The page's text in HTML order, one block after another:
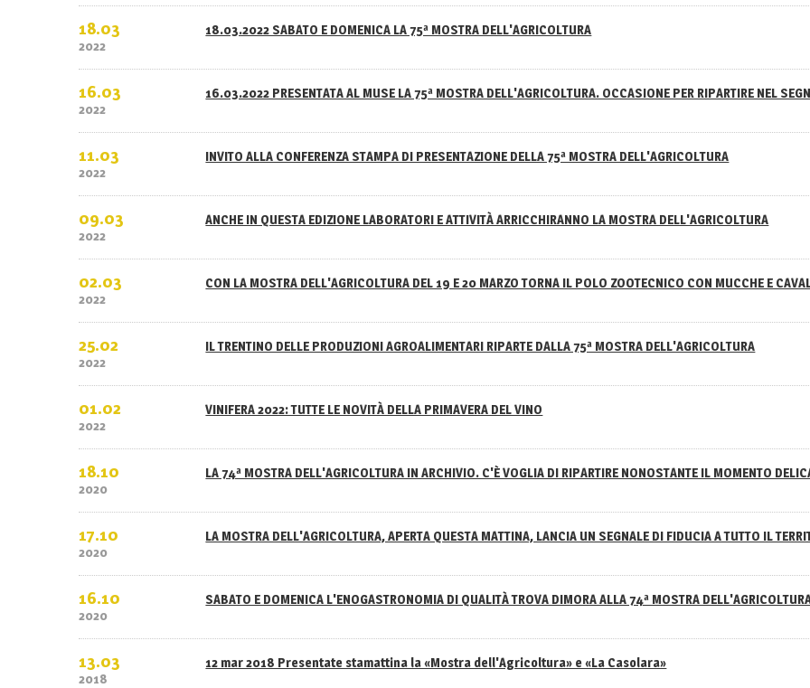
18.03
2022
18.03.2022 SABATO E DOMENICA LA 75ª MOSTRA DELL'AGRICOLTURA
16.03
2022
16.03.2022 PRESENTATA AL MUSE LA 75ª MOSTRA DELL'AGRICOLTURA. OCCASIONE PER RIPARTIRE NEL
11.03
2022
INVITO ALLA CONFERENZA STAMPA DI PRESENTAZIONE DELLA 75ª MOSTRA DELL'AGRICOLTURA
09.03
2022
ANCHE IN QUESTA EDIZIONE LABORATORI E ATTIVITÀ ARRICCHIRANNO LA MOSTRA DELL'AGRICOLTURA
02.03
2022
CON LA MOSTRA DELL'AGRICOLTURA DEL 19 E 20 MARZO TORNA IL POLO ZOOTECNICO CON MUCCHE E
25.02
2022
IL TRENTINO DELLE PRODUZIONI AGROALIMENTARI RIPARTE DALLA 75ª MOSTRA DELL'AGRICOLTURA
01.02
2022
VINIFERA 2022: TUTTE LE NOVITÀ DELLA PRIMAVERA DEL VINO
18.10
2020
LA 74ª MOSTRA DELL'AGRICOLTURA IN ARCHIVIO. C'È VOGLIA DI RIPARTIRE NONOSTANTE IL MOMENTO
17.10
2020
LA MOSTRA DELL'AGRICOLTURA, APERTA QUESTA MATTINA, LANCIA UN SEGNALE DI FIDUCIA A TUTTO IL
16.10
2020
SABATO E DOMENICA L'ENOGASTRONOMIA DI QUALITÀ TROVA DIMORA ALLA 74ª MOSTRA
13.03
2018
12 mar 2018 Presentate stamattina la «Mostra dell'Agricoltura» e «La Casolara»